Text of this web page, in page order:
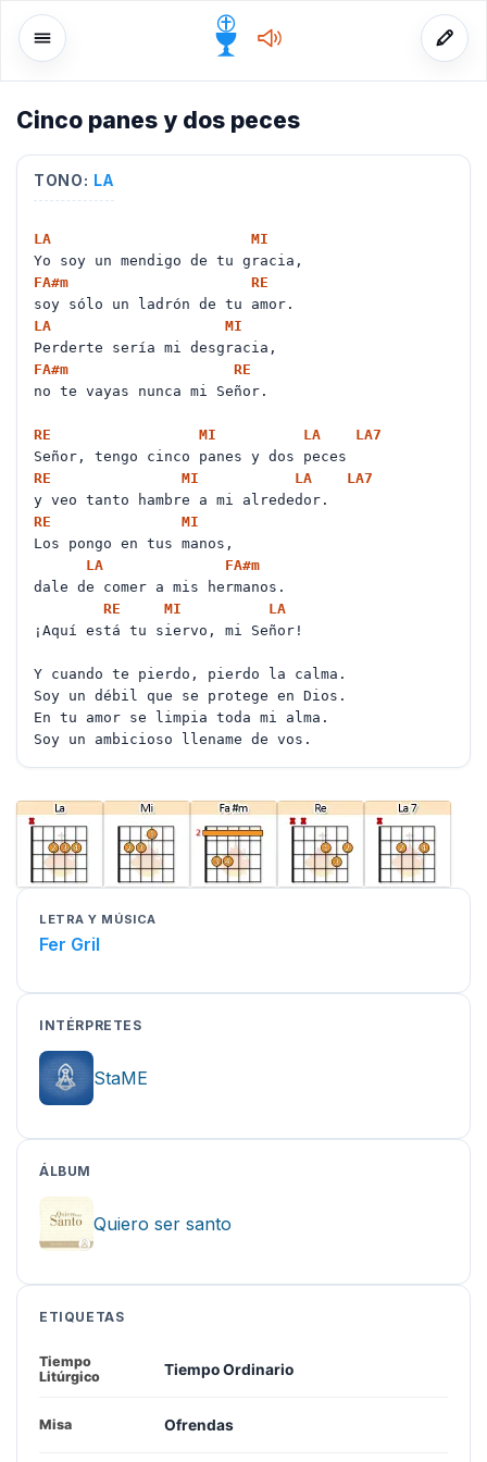
Cinco panes y dos peces
TONO: LA
LA
MI
Yo soy un mendigo de tu gracia,
FA#m
RE
soy sólo un ladrón de tu amor.
LA
MI
Perderte sería mi desgracia,
FA#m
RE
no te vayas nunca mi Señor.
RE MI LA LA7
Señor, tengo cinco panes y dos peces
RE
MI LA LA7
y veo tanto hambre a mi alrededor.
RE
MI
Los pongo en tus manos,
LA
FA#m
dale de comer a mis hermanos.
RE
MI
LA
¡Aquí está tu siervo, mi Señor!
Y cuando te pierdo, pierdo la calma.
Soy un débil que se protege en Dios.
En tu amor se limpia toda mi alma.
Soy un ambicioso llename de vos.
LETRA Y MÚSICA
Fer Gril
INTÉRPRETES
StaME
ÁLBUM
Quiero ser santo
ETIQUETAS
Tiempo
Litúrgico
Tiempo Ordinario
Misa Ofrendas